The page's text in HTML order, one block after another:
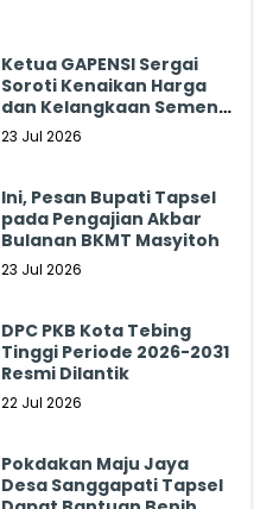
Ketua GAPENSI Sergai
Soroti Kenaikan Harga
dan Kelangkaan Semen,
Minta Pemerintah
23 Jul 2026
Ini, Pesan Bupati Tapsel
pada Pengajian Akbar
Bulanan BKMT Masyitoh
23 Jul 2026
DPC PKB Kota Tebing
Tinggi Periode 2026-2031
Resmi Dilantik
22 Jul 2026
Pokdakan Maju Jaya
Desa Sanggapati Tapsel